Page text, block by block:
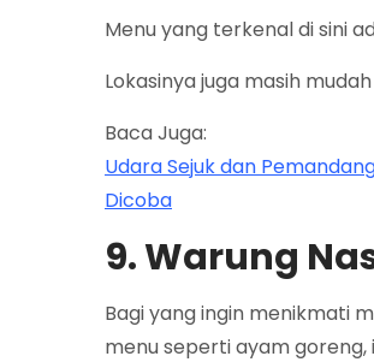
Menu yang terkenal di sini
Lokasinya juga masih
Baca Juga:
Udara Sejuk dan
Dicoba
9. Warung
Bagi yang ingin menikmati
menu seperti ayam